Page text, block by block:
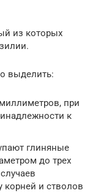
из которых
выделить:
при
к
глиняные
до трех
корней и стволов